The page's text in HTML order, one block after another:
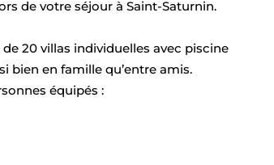
de votre séjour à Saint-Saturnin.
20 villas individuelles avec piscine
bien en famille qu’entre amis.
équipés :